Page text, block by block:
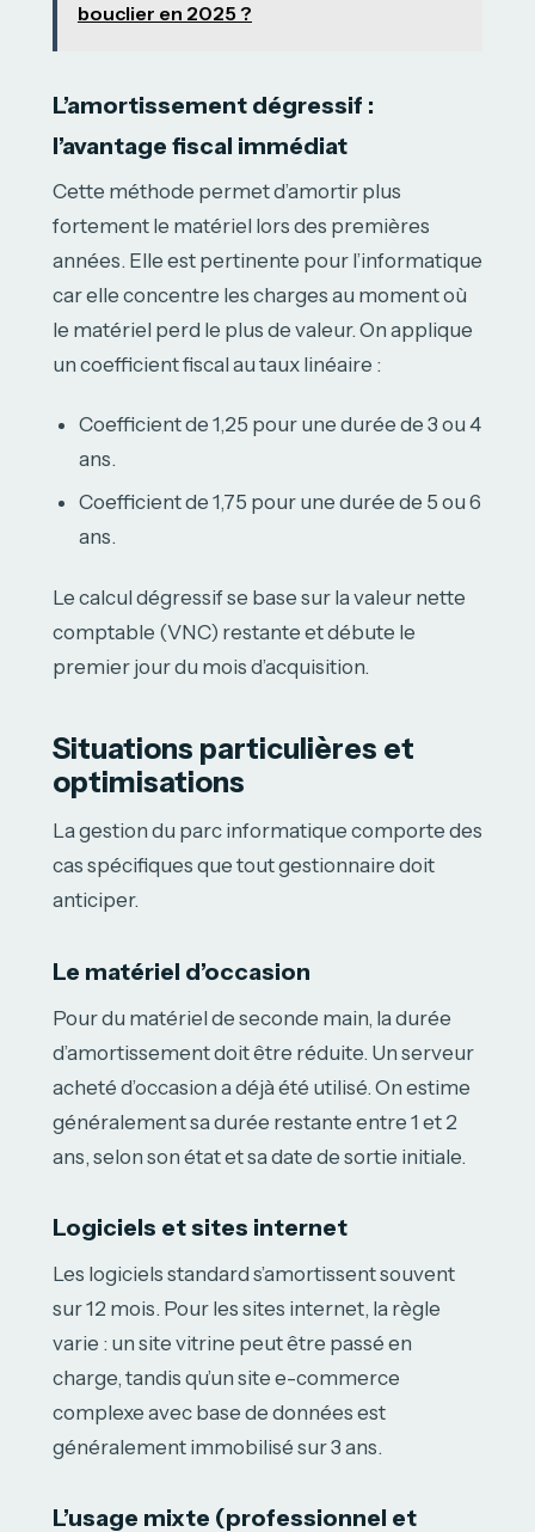
bouclier en 2025 ?
L’amortissement dégressif :
l’avantage fiscal immédiat
Cette méthode permet d’amortir plus
fortement le matériel lors des premières
années. Elle est pertinente pour l’informatique
car elle concentre les charges au moment où
le matériel perd le plus de valeur. On applique
un coefficient fiscal au taux linéaire :
Coefficient de 1,25 pour une durée de 3 ou 4
ans.
Coefficient de 1,75 pour une durée de 5 ou 6
ans.
Le calcul dégressif se base sur la valeur nette
comptable (VNC) restante et débute le
premier jour du mois d’acquisition.
Situations particulières et
optimisations
La gestion du parc informatique comporte des
cas spécifiques que tout gestionnaire doit
anticiper.
Le matériel d’occasion
Pour du matériel de seconde main, la durée
d’amortissement doit être réduite. Un serveur
acheté d’occasion a déjà été utilisé. On estime
généralement sa durée restante entre 1 et 2
ans, selon son état et sa date de sortie initiale.
Logiciels et sites internet
Les logiciels standard s’amortissent souvent
sur 12 mois. Pour les sites internet, la règle
varie : un site vitrine peut être passé en
charge, tandis qu’un site e-commerce
complexe avec base de données est
généralement immobilisé sur 3 ans.
L’usage mixte (professionnel et